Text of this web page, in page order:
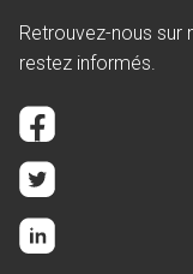
Retrouvez-nous sur
restez informés.